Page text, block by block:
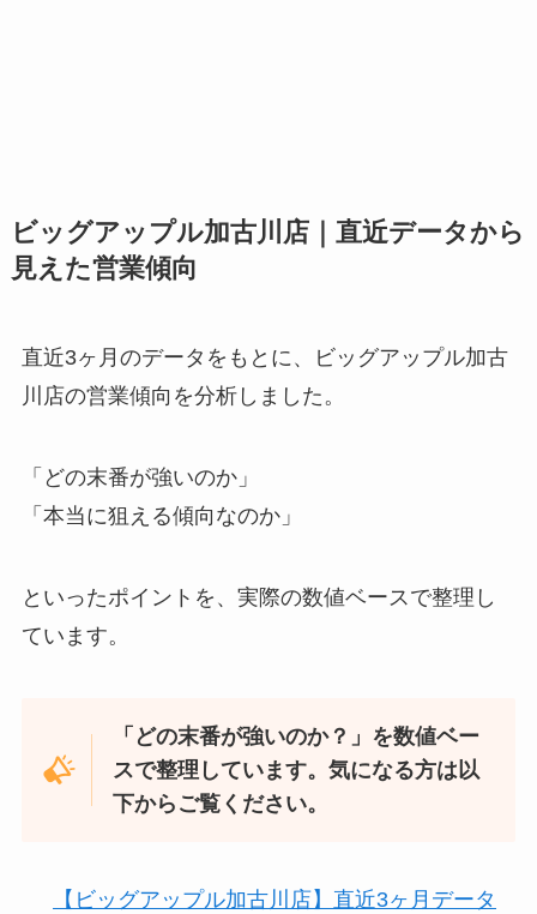
ビッグアップル加古川店｜直近データから
見えた営業傾向
直近3ヶ月のデータをもとに、ビッグアップル加古
川店の営業傾向を分析しました。
「どの末番が強いのか」
「本当に狙える傾向なのか」
といったポイントを、実際の数値ベースで整理し
ています。
「どの末番が強いのか？」を数値ベー
スで整理しています。気になる方は以
下からご覧ください。
【ビッグアップル加古川店】直近3ヶ月データ